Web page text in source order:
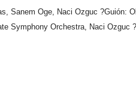
Sanem Oge, Naci Ozguc ?Guión:
Symphony Orchestra, Naci Ozguc